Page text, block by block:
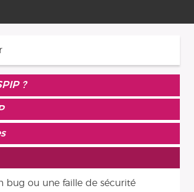
?
bug ou une faille de sécurité